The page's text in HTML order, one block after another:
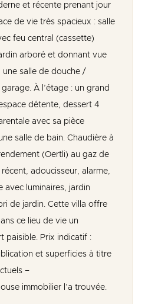
et récente prenant jour
de vie très spacieux : salle
feu central (cassette)
arboré et donnant vue
une salle de douche /
À l’étage : un grand
détente, dessert 4
avec sa pièce
salle de bain. Chaudière à
(Oertli) au gaz de
adoucisseur, alarme,
avec luminaires, jardin
de jardin. Cette villa offre
ce lieu de vie un
paisible. Prix indicatif :
et superficies à titre
–
immobilier l’a trouvée.